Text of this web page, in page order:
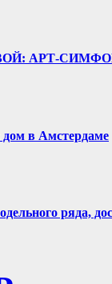
АРТ-
в Амстердаме
ряда,